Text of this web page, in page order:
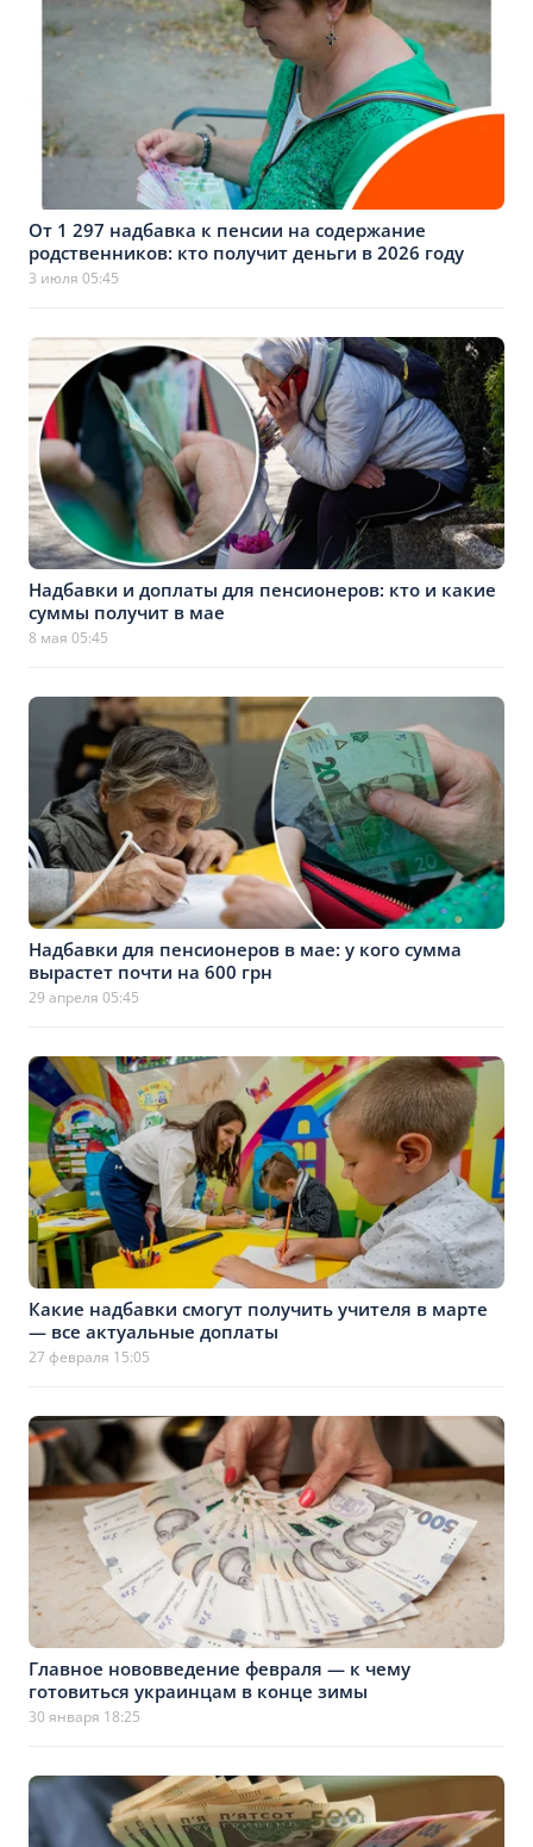
От 1 297 надбавка к пенсии на содержание
родственников: кто получит деньги в 2026 году
3 июля 05:45
Надбавки и доплаты для пенсионеров: кто и какие
суммы получит в мае
8 мая 05:45
Надбавки для пенсионеров в мае: у кого сумма
вырастет почти на 600 грн
29 апреля 05:45
Какие надбавки смогут получить учителя в марте
— все актуальные доплаты
27 февраля 15:05
Главное нововведение февраля — к чему
готовиться украинцам в конце зимы
30 января 18:25